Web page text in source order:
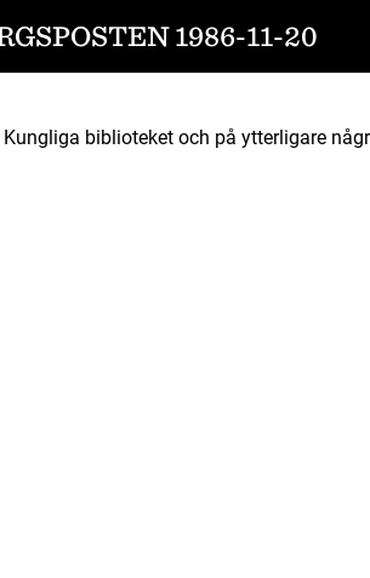
1986-11-20
biblioteket och på ytterligare